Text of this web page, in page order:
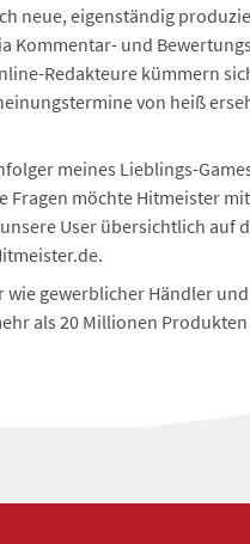
neue, eigenständig
Kommentar- und
Redakteure kümmern
von heiß
meines Lieblings-
Fragen möchte Hitmeister
User übersichtlich auf
gewerblicher Händler
als 20 Millionen